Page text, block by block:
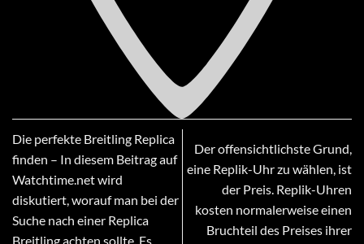
Die perfekte Breitling Replica
finden – In diesem Beitrag auf
Watchtime.net wird
diskutiert, worauf man bei der
Suche nach einer Replica
Breitling achten sollte. Es
Der offensichtlichste Grund,
eine Replik-Uhr zu wählen, ist
der Preis. Replik-Uhren
kosten normalerweise einen
Bruchteil des Preises ihrer